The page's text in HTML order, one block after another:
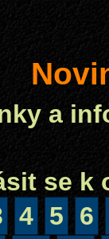
a
se k
4 5
6